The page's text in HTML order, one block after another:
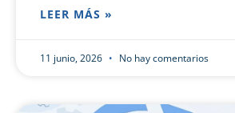
LEER MÁS »
11 junio, 2026 No hay comentarios